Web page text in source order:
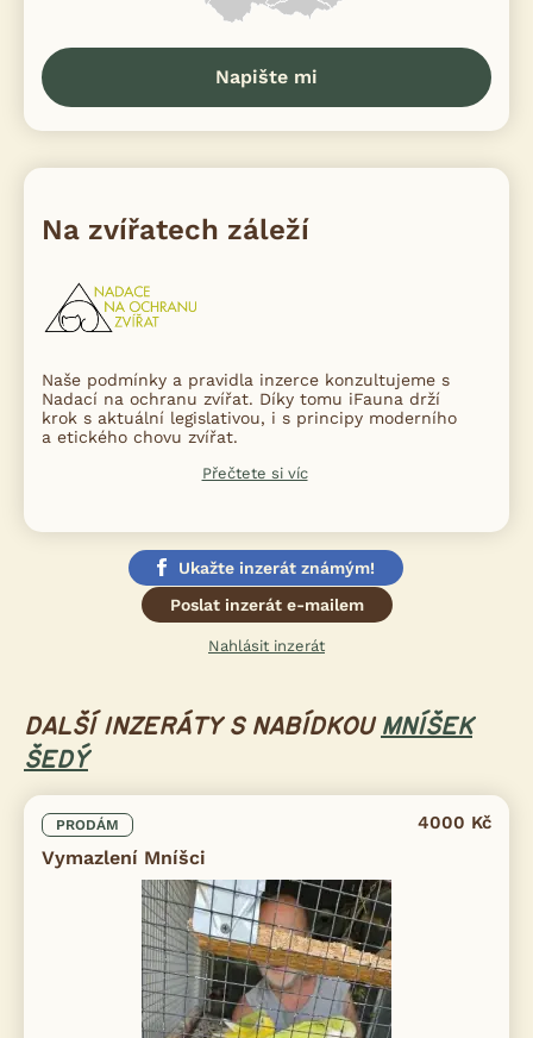
Napište mi
Na zvířatech záleží
Naše podmínky a pravidla inzerce konzultujeme s
Nadací na ochranu zvířat. Díky tomu iFauna drží
krok s aktuální legislativou, i s principy moderního
a etického chovu zvířat.
Přečtete si víc
Ukažte inzerát známým!
Poslat inzerát e-mailem
Nahlásit inzerát
DALŠÍ INZERÁTY S NABÍDKOU MNÍŠEK
ŠEDÝ
PRODÁM
Vymazlení Mníšci
4000 Kč